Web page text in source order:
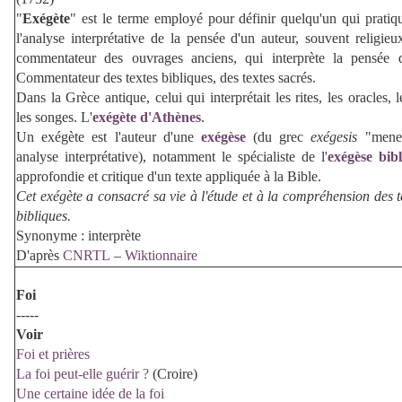
"Exégète" est le terme employé pour définir quelqu'un qui
l'analyse interprétative de la pensée d'un auteur, souvent
commentateur des ouvrages anciens,qui interprète la pensée
Commentateur des textes bibliques, des textes sacrés.
Dans la Grèce antique, celui qui interprétait les rites, les oracles,
les songes. L'exégète d'Athènes.
Un exégète est l'auteur d'une exégèse(du grecexégesis
analyse interprétative), notamment le spécialiste de l'exégèse
approfondie et critique d'un texte appliquée à la Bible.
Cet exégète a consacré sa vie à l'étude et à la compréhension des
bibliques.
Synonyme : interprète
D'après CNRTL – Wiktionnaire
Foi
-----
Voir
Foi et prières
La foi peut-elle guérir ? (Croire)
Une certaine idée de la foi